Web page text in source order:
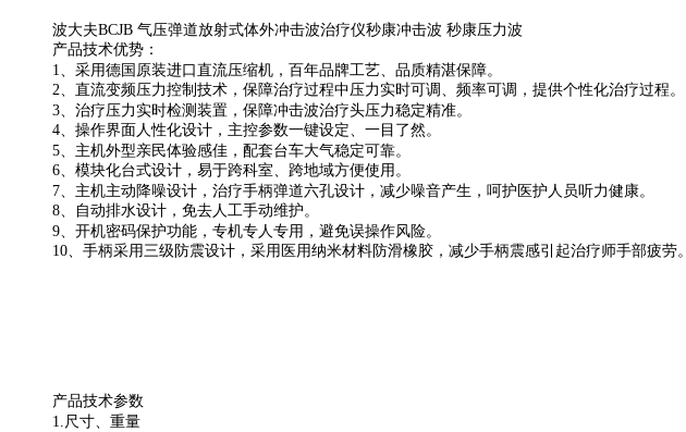
波大夫BCJB 气压弹道放射式体外冲击波治疗仪秒康冲击波 秒康压力波
产品技术优势：
1、采用德国原装进口直流压缩机，百年品牌工艺、品质精湛保障。
2、直流变频压力控制技术，保障治疗过程中压力实时可调、频率可调，提供个性化治疗过程。
3、治疗压力实时检测装置，保障冲击波治疗头压力稳定精准。
4、操作界面人性化设计，主控参数一键设定、一目了然。
5、主机外型亲民体验感佳，配套台车大气稳定可靠。
6、模块化台式设计，易于跨科室、跨地域方便使用。
7、主机主动降噪设计，治疗手柄弹道六孔设计，减少噪音产生，呵护医护人员听力健康。
8、自动排水设计，免去人工手动维护。
9、开机密码保护功能，专机专人专用，避免误操作风险。
10、手柄采用三级防震设计，采用医用纳米材料防滑橡胶，减少手柄震感引起治疗师手部疲劳。
产品技术参数
1.尺寸、重量